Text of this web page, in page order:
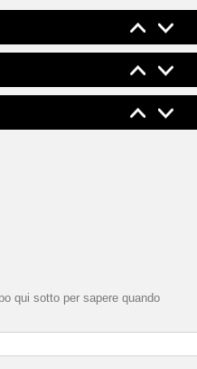
qui sotto per sapere quando